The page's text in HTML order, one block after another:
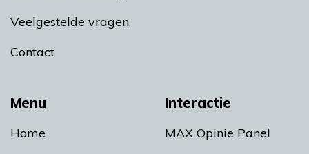
Menu
Home
Interactie
MAX Opinie Panel
Veelgestelde vragen
Contact